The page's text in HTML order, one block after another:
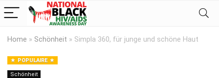
Home » Schönheit » Simpla 360, für junge und schöne Haut
POPULAIRE
Schönheit